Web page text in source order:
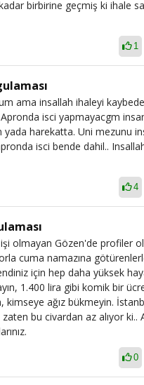
birbirine geçmiş ki ihale
1
ama insallah ihaleyi
isci yapmayacgm
yada harekatta. Uni mezunu
isci bende dahil..
4
olmayan Gözen'de profiler
cuma namazına
için hep daha yüksek
1.400 lira gibi komik bir
kimseye ağız bükmeyin.
bu civardan az alıyor ki..
0